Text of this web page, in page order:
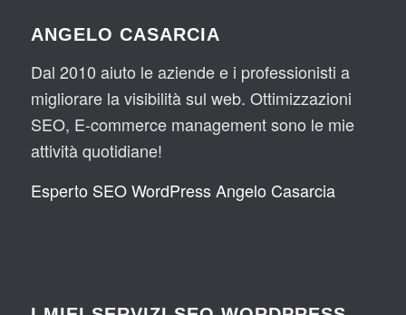
ANGELO CASARCIA
Dal 2010 aiuto le aziende e i professionisti a
migliorare la visibilità sul web. Ottimizzazioni
SEO, E-commerce management sono le mie
attività quotidiane!
Esperto SEO WordPress Angelo Casarcia